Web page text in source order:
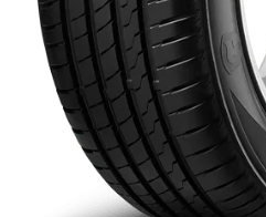
MC
Tilbudstorget